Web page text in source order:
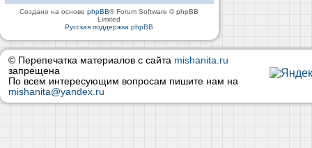
Создано на основеphpBB® Forum Software © phpBB
Limited
Русская поддержка phpBB
© Перепечатка материалов с сайта mishanita.ru
запрещена
По всем интересующим вопросам пишите нам на
mishanita@yandex.ru